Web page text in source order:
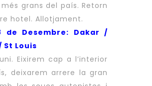
grans del país. Retorn
hotel. Allotjament.
de Desembre: Dakar /
St Louis
Eixirem cap a l’interior
deixarem arrere la gran